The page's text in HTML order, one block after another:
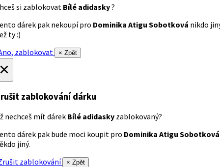
si zablokovat Bílé adidasky?
dárek pak nekoupí pro Dominika Atigu Sobotková nikdo
ty :)
zablokovat
× Zpět
zablokování dárku
nechceš mít dárek Bílé adidasky zablokovaný?
dárek pak bude moci koupit pro Dominika Atigu Sobotková
jiný.
zablokování
× Zpět